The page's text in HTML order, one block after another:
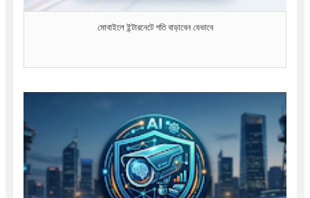
মোবাইলে ইন্টারনেটে গতি বাড়াবেন যেভাবে